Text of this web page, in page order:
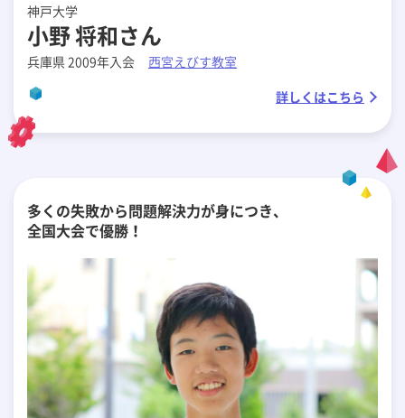
神戸大学
小野 将和さん
兵庫県 2009年入会
西宮えびす教室
詳しくはこちら
多くの失敗から問題解決力が身につき、
全国大会で優勝！